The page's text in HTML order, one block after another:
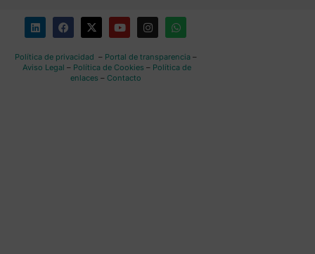
Política de privacidad – Portal de transparencia–
Aviso Legal – Política de Cookies – Política de
enlaces – Contacto